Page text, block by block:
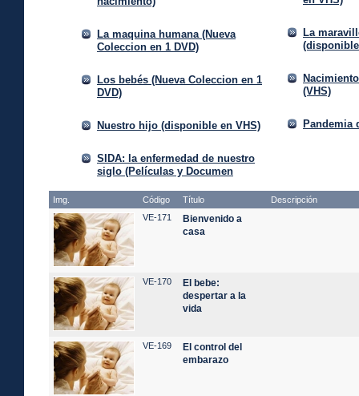
La maquina humana (Nueva
Coleccion en 1 DVD)
La
Los bebés (Nueva Coleccion en 1
DVD)
(VHS)
Nuestro hijo (disponible en VHS) Pandemia
SIDA: la enfermedad de nuestro
siglo (Películas y Documen
Img. Código Título
Descripción
VE-171
Bienvenido a
casa
VE-170
El bebe:
despertar a la
vida
VE-169
El control del
embarazo